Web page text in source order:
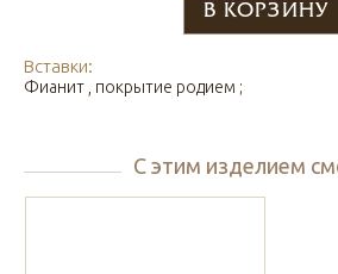
Вставки:
Фианит , покрытие родием ;
С этим изделием